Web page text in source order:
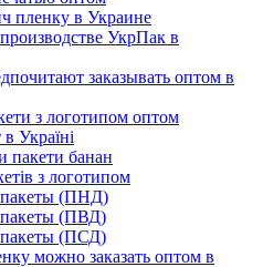
пленку в Украине
УкрПак в
заказывать оптом в
з логотипом оптом
Україні
пакети банан
з логотипом
(ПНД)
(ПВД)
(ПСД)
можно заказать оптом в